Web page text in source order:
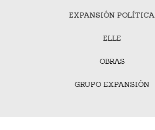
EXPANSIÓN POLÍTICA
ELLE
OBRAS
GRUPO EXPANSIÓN